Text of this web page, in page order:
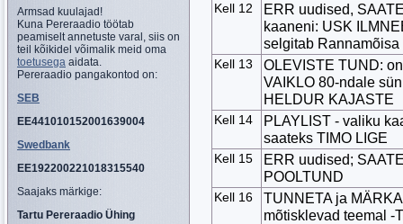
Armsad kuulajad!
Kuna Pereraadio töötab
peamiselt annetuste varal, siis on
teil kõikidel võimalik meid oma
toetusega aidata.
Pereraadio pangakontod on:
SEB
EE441010152001639004
Swedbank
EE192200221018315540
Saajaks märkige:
Tartu Pereraadio Ühing
Kell 12
ERR uudised,
kaaneni: USK
selgitab
Kell 13
OLEVISTE TUND:
VAIKLO 80-ndale
HELDUR KAJASTE
Kell 14
PLAYLIST - valiku
saateks TIMO LIGE
Kell 15
ERR uudised;
POOLTUND
Kell 16
TUNNETA ja
mõtisklevad teemal -